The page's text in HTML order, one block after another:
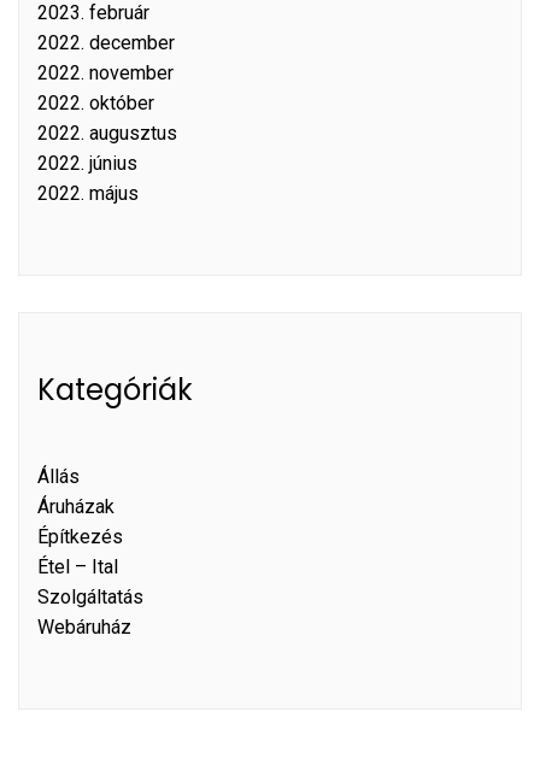
2023. február
2022. december
2022. november
2022. október
2022. augusztus
2022. június
2022. május
Kategóriák
Állás
Áruházak
Építkezés
Étel – Ital
Szolgáltatás
Webáruház